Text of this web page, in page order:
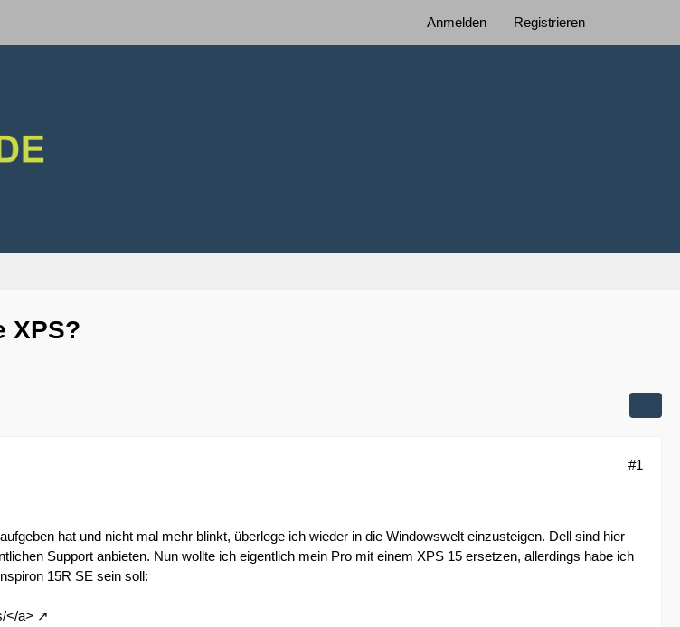
Anmelden Registrieren
XPS?
#1
hat und nicht mal mehr blinkt, überlege ich wieder in die Windowswelt einzusteigen. Dell sind hier
Support anbieten. Nun wollte ich eigentlich mein Pro mit einem XPS 15 ersetzen, allerdings habe ich
15R SE sein soll:
</a>